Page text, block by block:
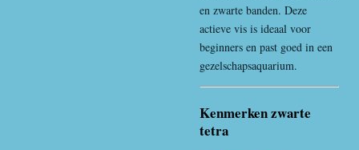
en zwarte banden. Deze
actieve vis is ideaal voor
beginners en past goed in een
gezelschapsaquarium.
Kenmerken zwarte
tetra